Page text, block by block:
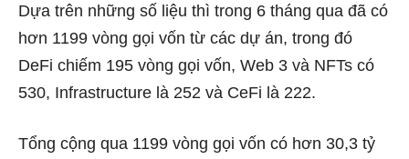
Dựa trên những số liệu thì trong 6 tháng qua đã có
hơn 1199 vòng gọi vốn từ các dự án, trong đó
DeFi chiếm 195 vòng gọi vốn, Web 3 và NFTs có
530, Infrastructure là 252 và CeFi là 222.
Tổng cộng qua 1199 vòng gọi vốn có hơn 30,3 tỷ